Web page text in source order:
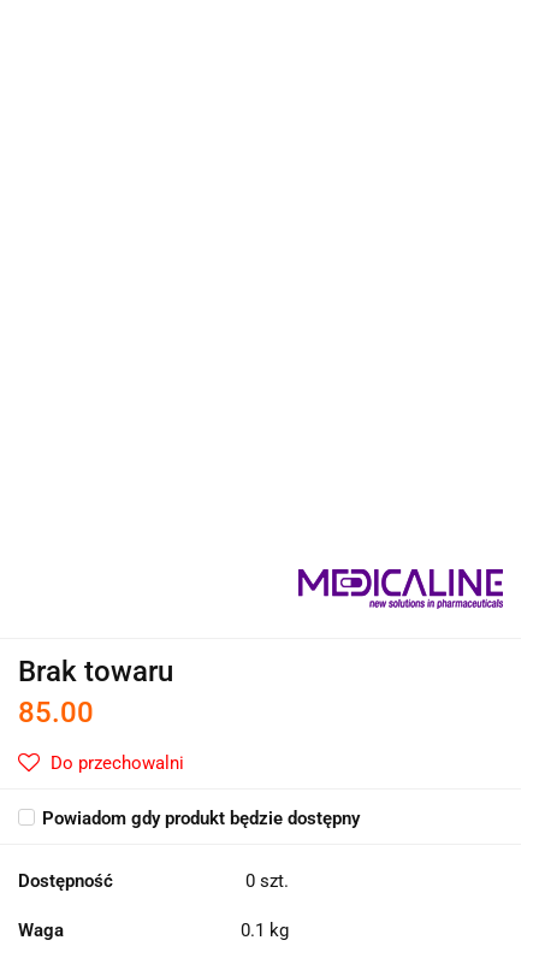
Brak towaru
85.00
Do przechowalni
Powiadom gdy produkt będzie dostępny
Dostępność 0 szt.
Waga 0.1 kg